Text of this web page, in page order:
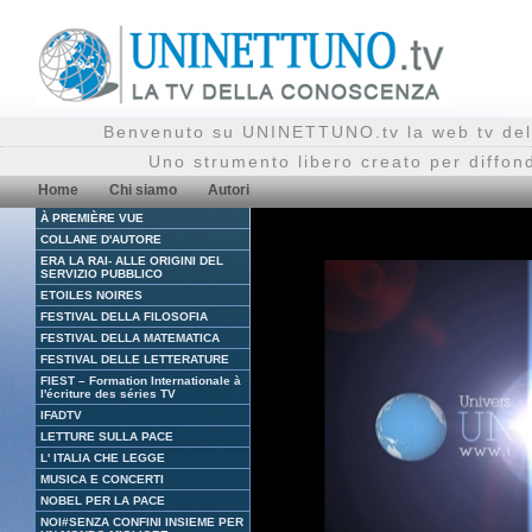
Benvenuto su UNINETTUNO.tv la web tv
Uno strumento libero creato per
Home Chi siamo Autori
À PREMIÈRE VUE
COLLANE D'AUTORE
ERA LA RAI- ALLE ORIGINI DEL
SERVIZIO PUBBLICO
ETOILES NOIRES
FESTIVAL DELLA FILOSOFIA
FESTIVAL DELLA MATEMATICA
FESTIVAL DELLE LETTERATURE
FIEST – Formation Internationale à
l'écriture des séries TV
IFADTV
LETTURE SULLA PACE
L' ITALIA CHE LEGGE
MUSICA E CONCERTI
NOBEL PER LA PACE
NOI#SENZA CONFINI INSIEME PER